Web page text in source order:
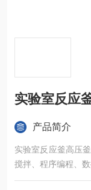
实验室反应
产品简介
实验室反应釜高压
搅拌、程序编程、